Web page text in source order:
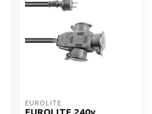
EUROLITE
EUROLITE 240v